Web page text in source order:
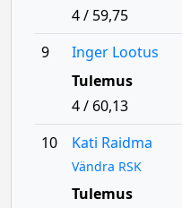
4 / 59,75
9
Inger Lootus
Tulemus
4 / 60,13
10
Kati Raidma
Vändra RSK
Tulemus